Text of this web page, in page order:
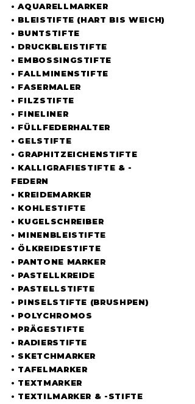
• AQUARELLMARKER
• BLEISTIFTE (HART BIS WEICH)
• BUNTSTIFTE
• DRUCKBLEISTIFTE
• EMBOSSINGSTIFTE
• FALLMINENSTIFTE
• FASERMALER
• FILZSTIFTE
• FINELINER
• FÜLLFEDERHALTER
• GELSTIFTE
• GRAPHITZEICHENSTIFTE
• KALLIGRAFIESTIFTE & -
FEDERN
• KREIDEMARKER
• KOHLESTIFTE
• KUGELSCHREIBER
• MINENBLEISTIFTE
• ÖLKREIDESTIFTE
• PANTONE MARKER
• PASTELLKREIDE
• PASTELLSTIFTE
• PINSELSTIFTE (BRUSHPEN)
• POLYCHROMOS
• PRÄGESTIFTE
• RADIERSTIFTE
• SKETCHMARKER
• TAFELMARKER
• TEXTMARKER
• TEXTILMARKER & -STIFTE